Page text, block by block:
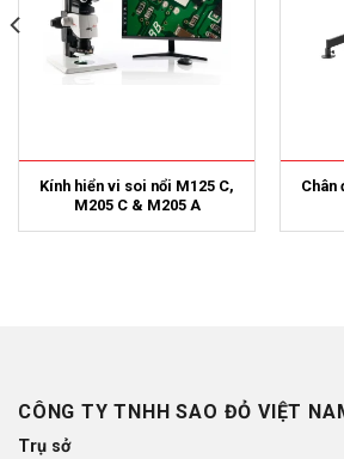
Kính hiển vi soi nổi M125 C,
M205 C & M205 A
Chân
CÔNG TY TNHH SAO ĐỎ VIỆT
Trụ sở